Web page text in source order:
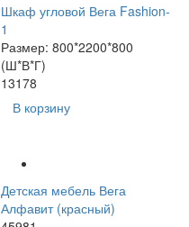
Шкаф угловой Вега Fashion-
1
Размер: 800*2200*800
(Ш*В*Г)
13178
В корзину
Детская мебель Вега
Алфавит (красный)